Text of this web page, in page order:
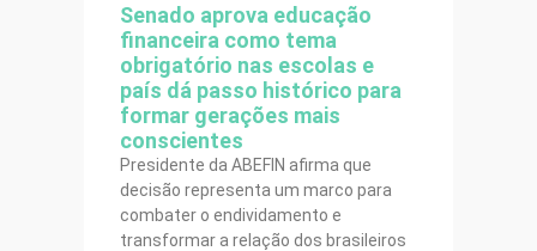
Senado aprova educação
financeira como tema
obrigatório nas escolas e
país dá passo histórico para
formar gerações mais
conscientes
Presidente da ABEFIN afirma que
decisão representa um marco para
combater o endividamento e
transformar a relação dos brasileiros